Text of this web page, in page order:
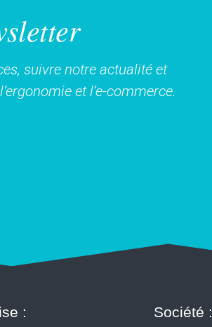
suivre notre actualité et
et l’e-commerce.
: Société :